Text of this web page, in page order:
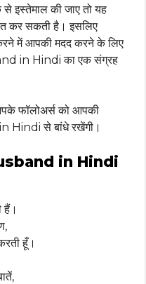
इस्तेमाल की जाए तो यह
कर सकती है। इसलिए
में आपकी मदद करने के लिए
in Hindi का एक संग्रह
फॉलोअर्स को आपकी
से बांधे रखेंगी।
in Hindi
हैं।
हूँ।